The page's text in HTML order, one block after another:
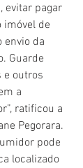
evitar pagar
imóvel de
envio da
Guarde
e outros
a
ratificou a
Pegorara.
pode
localizado